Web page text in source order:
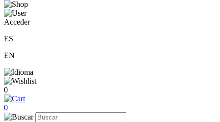
Acceder
ES
EN
0
0